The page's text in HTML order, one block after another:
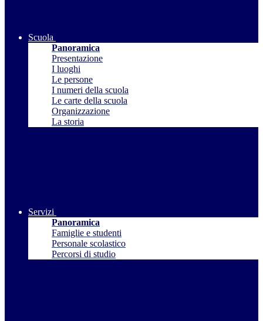
Scuola
Panoramica
Presentazione
I luoghi
Le persone
I numeri della scuola
Le carte della scuola
Organizzazione
La storia
Servizi
Panoramica
Famiglie e studenti
Personale scolastico
Percorsi di studio